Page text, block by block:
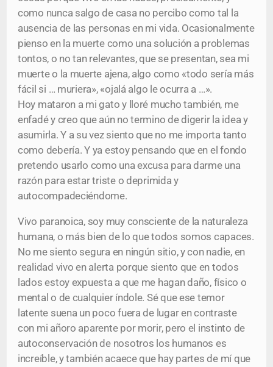
como nunca salgo de casa no percibo como tal la
ausencia de las personas en mi vida. Ocasionalmente
pienso en la muerte como una solución a problemas
tontos, o no tan relevantes, que se presentan, sea mi
muerte o la muerte ajena, algo como «todo sería más
fácil si … muriera», «ojalá algo le ocurra a …».
Hoy mataron a mi gato y lloré mucho también, me
enfadé y creo que aún no termino de digerir la idea y
asumirla. Y a su vez siento que no me importa tanto
como debería. Y ya estoy pensando que en el fondo
pretendo usarlo como una excusa para darme una
razón para estar triste o deprimida y
autocompadeciéndome.
Vivo paranoica, soy muy consciente de la naturaleza
humana, o más bien de lo que todos somos capaces.
No me siento segura en ningún sitio, y con nadie, en
realidad vivo en alerta porque siento que en todos
lados estoy expuesta a que me hagan daño, físico o
mental o de cualquier índole. Sé que ese temor
latente suena un poco fuera de lugar en contraste
con mi añoro aparente por morir, pero el instinto de
autoconservación de nosotros los humanos es
increíble, y también acaece que hay partes de mí que